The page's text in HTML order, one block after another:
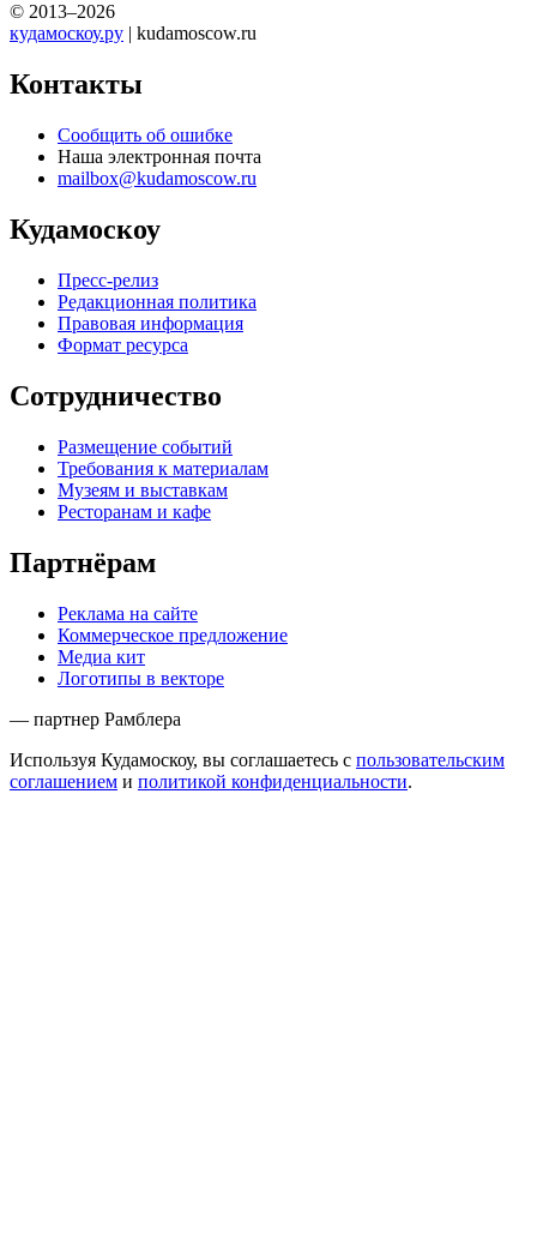
© 2013–2026
кудамоскоу.ру | kudamoscow.ru
Контакты
Сообщить об ошибке
Наша электронная почта
mailbox@kudamoscow.ru
Кудамоскоу
Пресс-релиз
Редакционная политика
Правовая информация
Формат ресурса
Сотрудничество
Размещение событий
Требования к материалам
Музеям и выставкам
Ресторанам и кафе
Партнёрам
Реклама на сайте
Коммерческое предложение
Медиа кит
Логотипы в векторе
— партнер Рамблера
Используя Кудамоскоу, вы соглашаетесь с пользовательским
соглашением и политикой конфиденциальности.